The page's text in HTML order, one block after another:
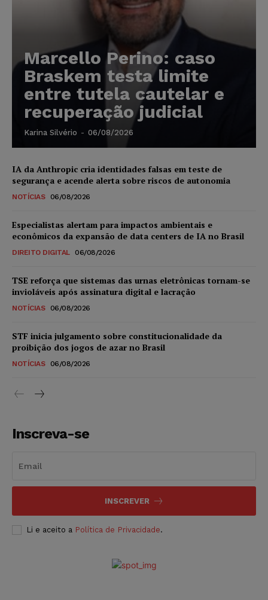
Marcello Perino: caso
Braskem testa limite
entre tutela cautelar e
recuperação judicial
Karina Silvério - 06/08/2026
IA da Anthropic cria identidades falsas em teste de
segurança e acende alerta sobre riscos de autonomia
NOTÍCIAS 06/08/2026
Especialistas alertam para impactos ambientais e
econômicos da expansão de data centers de IA no Brasil
DIREITO DIGITAL 06/08/2026
TSE reforça que sistemas das urnas eletrônicas tornam-se
invioláveis após assinatura digital e lacração
NOTÍCIAS 06/08/2026
STF inicia julgamento sobre constitucionalidade da
proibição dos jogos de azar no Brasil
NOTÍCIAS 06/08/2026
Inscreva-se
INSCREVER
Li e aceito a Política de Privacidade.